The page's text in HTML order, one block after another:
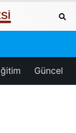
Güncel